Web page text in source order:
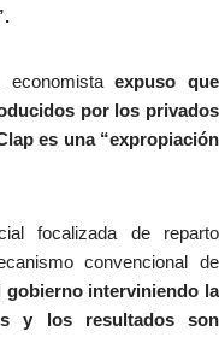
economistaexpuso que
por los privados
es una “expropiación
focalizada de reparto
convencional de
gobierno interviniendo la
y los resultados son